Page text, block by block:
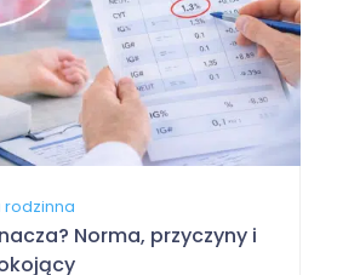
rodzinna
Norma, przyczyny i